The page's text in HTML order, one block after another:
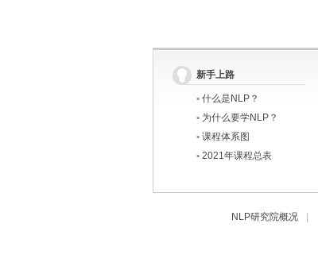
新手上路
▪ 什么是NLP？
▪ 为什么要学NLP？
▪ 课程体系图
▪ 2021年课程总表
NLP研究院概况